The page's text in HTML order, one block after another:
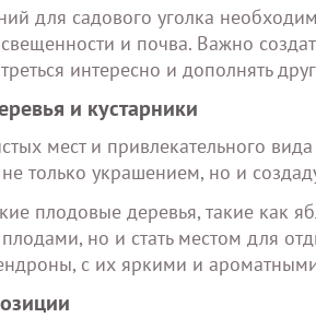
для садового уголка
и почва. Важно
интересно и дополнять
и кустарники
мест и привлекательного
только украшением, но и
плодовые деревья, такие как
но и стать местом для
с их яркими и